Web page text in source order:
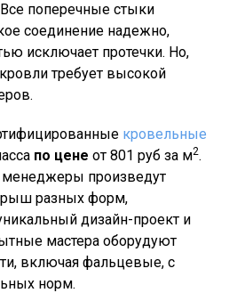
поперечные стыки
соединение надежно,
исключает протечки. Но,
требует высокой
кровельные
по цене от 801 руб за м2.
произведут
разных форм,
дизайн-проект и
мастера оборудуют
включая фальцевые, с
норм.